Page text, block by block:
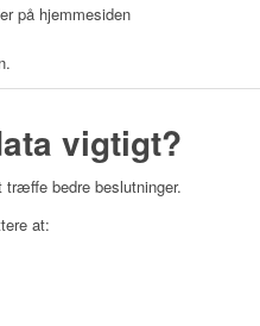
på hjemmesiden
vigtigt?
bedre beslutninger.
at: